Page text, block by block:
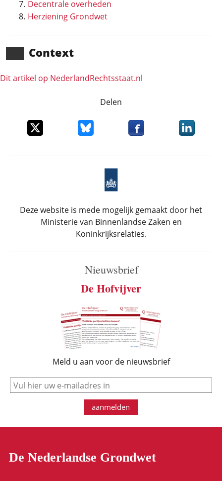
Decentrale overheden
Herziening Grondwet
Context
Dit artikel op NederlandRechts­staat.nl
Delen
Deel dit item op XDeel dit item op Bluesky
Deel dit item opDeel dit
Deze website is mede mogelijk gemaakt door het
Ministerie van Binnenlandse Zaken en
Koninkrijksrelaties.
Nieuwsbrief
De Hofvijver
Meld u aan voor de nieuwsbrief
e-mail
aanmelden
De Nederlandse Grondwet